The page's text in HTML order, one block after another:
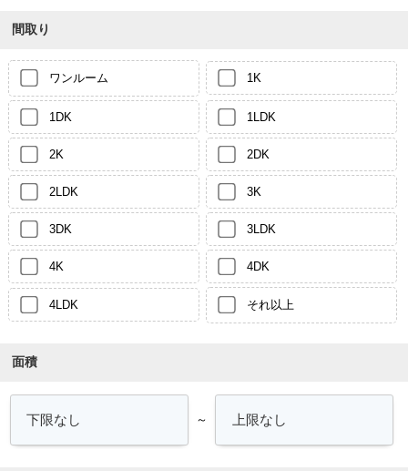
間取り
ワンルーム 1K
1DK 1LDK
2K 2DK
2LDK 3K
3DK 3LDK
4K 4DK
4LDK それ以上
面積
～